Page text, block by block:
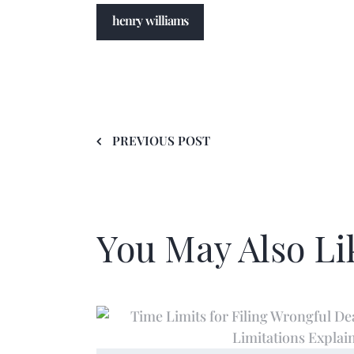
henry williams
PREVIOUS POST
You May Also